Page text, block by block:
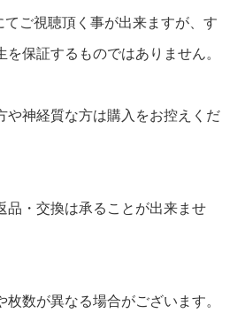
ご視聴頂く事が出来ますが、す
保証するものではありません。
や神経質な方は購入をお控えくだ
品・交換は承ることが出来ませ
数が異なる場合がございます。